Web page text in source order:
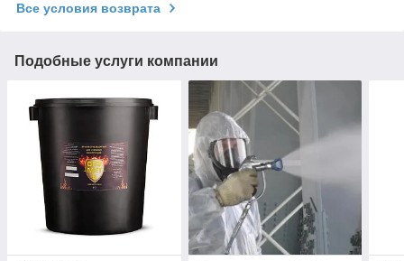
Все условия возврата
Подобные услуги компании